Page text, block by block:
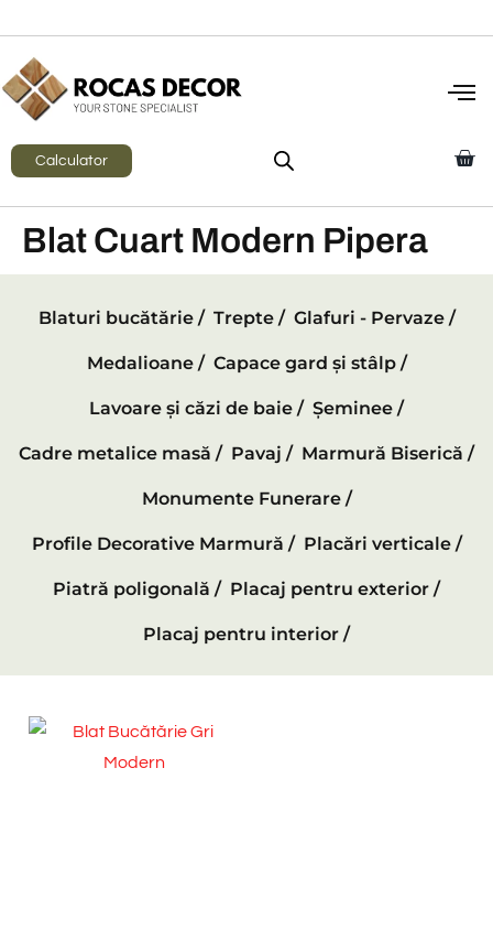
Calculator
Blat Cuart Modern Pipera
Blaturi bucătărie / Trepte / Glafuri - Pervaze /
Medalioane / Capace gard și stâlp /
Lavoare și căzi de baie / Șeminee /
Cadre metalice masă / Pavaj / Marmură Biserică /
Monumente Funerare /
Profile Decorative Marmură / Placări verticale /
Piatră poligonală / Placaj pentru exterior /
Placaj pentru interior /